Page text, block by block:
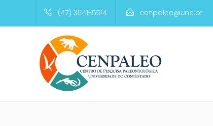
(47) 3641-5514 cenpaleo@unc.br